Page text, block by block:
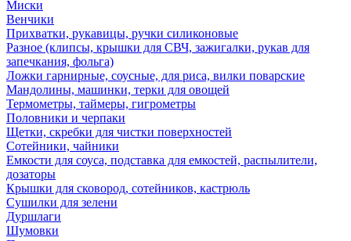
Миски
Венчики
Прихватки, рукавицы, ручки силиконовые
Разное (клипсы, крышки для СВЧ, зажигалки, рукав для
запечкания, фольга)
Ложки гарнирные, соусные, для риса, вилки поварские
Мандолины, машинки, терки для овощей
Термометры, таймеры, гигрометры
Половники и черпаки
Щетки, скребки для чистки поверхностей
Сотейники, чайники
Емкости для соуса, подставка для емкостей, распылители,
дозаторы
Крышки для сковород, сотейников, кастрюль
Сушилки для зелени
Дуршлаги
Шумовки